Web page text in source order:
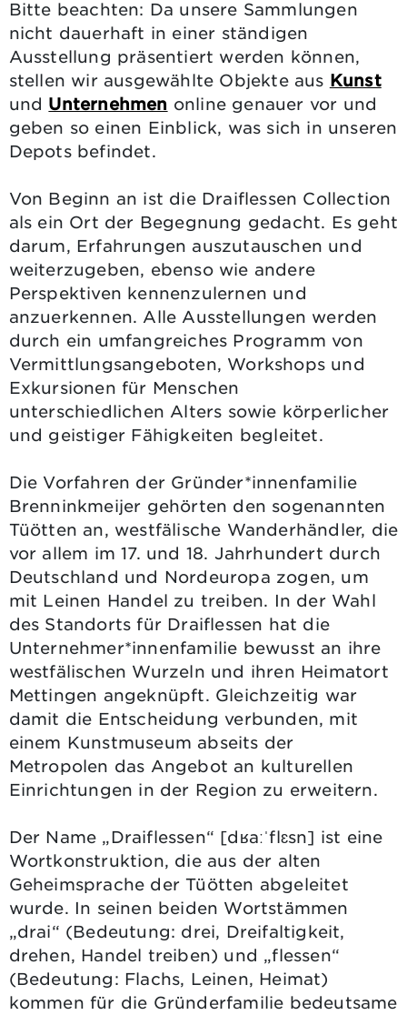
Bitte beachten: Da unsere Sammlungen
nicht dauerhaft in einer ständigen
Ausstellung präsentiert werden können,
stellen wir ausgewählte Objekte aus Kunst
und Unternehmen online genauer vor und
geben so einen Einblick, was sich in unseren
Depots befindet.
Von Beginn an ist die Draiflessen Collection
als ein Ort der Begegnung gedacht. Es geht
darum, Erfahrungen auszutauschen und
weiterzugeben, ebenso wie andere
Perspektiven kennenzulernen und
anzuerkennen. Alle Ausstellungen werden
durch ein umfangreiches Programm von
Vermittlungsangeboten, Workshops und
Exkursionen für Menschen
unterschiedlichen Alters sowie körperlicher
und geistiger Fähigkeiten begleitet.
Die Vorfahren der Gründer*innenfamilie
Brenninkmeijer gehörten den sogenannten
Tüötten an, westfälische Wanderhändler, die
vor allem im 17. und 18. Jahrhundert durch
Deutschland und Nordeuropa zogen, um
mit Leinen Handel zu treiben. In der Wahl
des Standorts für Draiflessen hat die
Unternehmer*innenfamilie bewusst an ihre
westfälischen Wurzeln und ihren Heimatort
Mettingen angeknüpft. Gleichzeitig war
damit die Entscheidung verbunden, mit
einem Kunstmuseum abseits der
Metropolen das Angebot an kulturellen
Einrichtungen in der Region zu erweitern.
Der Name „Draiflessen“ [dʁaːˈflɛsn] ist eine
Wortkonstruktion, die aus der alten
Geheimsprache der Tüötten abgeleitet
wurde. In seinen beiden Wortstämmen
„drai“ (Bedeutung: drei, Dreifaltigkeit,
drehen, Handel treiben) und „flessen“
(Bedeutung: Flachs, Leinen, Heimat)
kommen für die Gründerfamilie bedeutsame